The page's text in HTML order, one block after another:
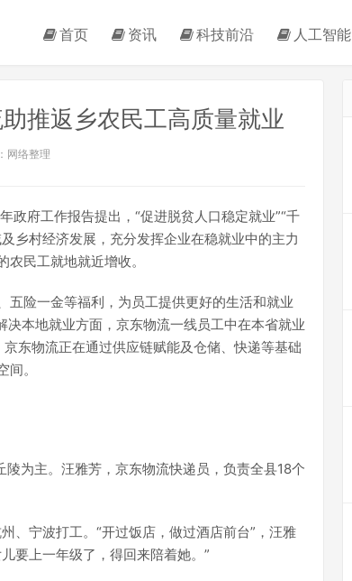
首页 资讯 科技前沿 人工智能
推返乡农民工高质量就业
网络整理
府工作报告提出，“促进脱贫人口稳定就业”“千
乡村经济发展，充分发挥企业在稳就业中的主力
民工就地就近增收。
五险一金等福利，为员工提供更好的生活和就业
本地就业方面，京东物流一线员工中在本省就业
东物流正在通过供应链赋能及仓储、快递等基础
。
为主。汪雅芳，京东物流快递员，负责全县18个
、宁波打工。“开过饭店，做过酒店前台”，汪雅
要上一年级了，得回来陪着她。”